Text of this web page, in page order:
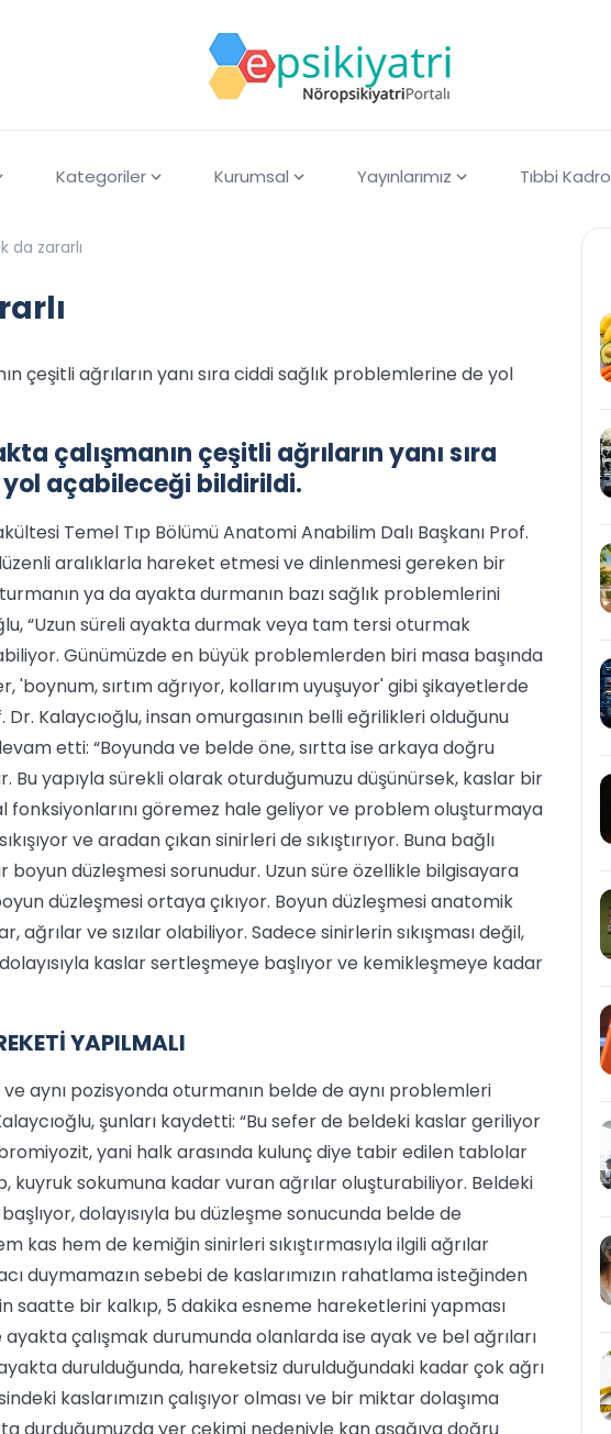
Kategoriler Kurumsal Yayınlarımız Tıbbi Kadro
da zararlı
çeşitli ağrıların yanı sıra ciddi sağlık problemlerine de yol
çalışmanın çeşitli ağrıların yanı sıra
açabileceği bildirildi.
Temel Tıp Bölümü Anatomi Anabilim Dalı Başkanı Prof.
aralıklarla hareket etmesi ve dinlenmesi gereken bir
ya da ayakta durmanın bazı sağlık problemlerini
“Uzun süreli ayakta durmak veya tam tersi oturmak
Günümüzde en büyük problemlerden biri masa başında
'boynum, sırtım ağrıyor, kollarım uyuşuyor' gibi şikayetlerde
Dr. Kalaycıoğlu, insan omurgasının belli eğrilikleri olduğunu
etti: “Boyunda ve belde öne, sırtta ise arkaya doğru
Bu yapıyla sürekli olarak oturduğumuzu düşünürsek, kaslar bir
fonksiyonlarını göremez hale geliyor ve problem oluşturmaya
ve aradan çıkan sinirleri de sıkıştırıyor. Buna bağlı
düzleşmesi sorunudur. Uzun süre özellikle bilgisayara
düzleşmesi ortaya çıkıyor. Boyun düzleşmesi anatomik
ağrılar ve sızılar olabiliyor. Sadece sinirlerin sıkışması değil,
kaslar sertleşmeye başlıyor ve kemikleşmeye kadar
YAPILMALI
aynı pozisyonda oturmanın belde de aynı problemleri
şunları kaydetti: “Bu sefer de beldeki kaslar geriliyor
yani halk arasında kulunç diye tabir edilen tablolar
kuyruk sokumuna kadar vuran ağrılar oluşturabiliyor. Beldeki
dolayısıyla bu düzleşme sonucunda belde de
kas hem de kemiğin sinirleri sıkıştırmasıyla ilgili ağrılar
duymamazın sebebi de kaslarımızın rahatlama isteğinden
saatte bir kalkıp, 5 dakika esneme hareketlerini yapması
ayakta çalışmak durumunda olanlarda ise ayak ve bel ağrıları
durulduğunda, hareketsiz durulduğundaki kadar çok ağrı
kaslarımızın çalışıyor olması ve bir miktar dolaşıma